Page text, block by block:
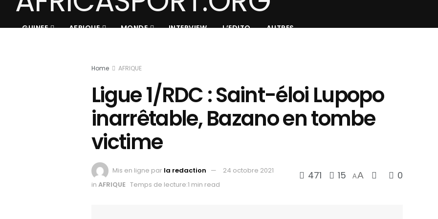
GUINEE AFRIQUE MONDE INTERVIEW L’EDITO AUTRES
Home AFRIQUE
Ligue 1/RDC : Saint-éloi Lupopo
inarrêtable, Bazano en tombe
victime
Mis en ligne par la redaction
24 octobre 2021
in AFRIQUE Temps de lecture:1 min read
471 15 AA 0